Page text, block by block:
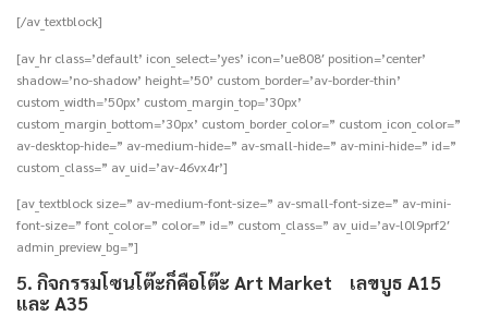
[/av_textblock]
[av_hr class=’default’ icon_select=’yes’ icon=’ue808′ position=’center’
shadow=’no-shadow’ height=’50’ custom_border=’av-border-thin’
custom_width=’50px’ custom_margin_top=’30px’
custom_margin_bottom=’30px’ custom_border_color=” custom_icon_color=”
av-desktop-hide=” av-medium-hide=” av-small-hide=” av-mini-hide=” id=”
custom_class=” av_uid=’av-46vx4r’]
[av_textblock size=” av-medium-font-size=” av-small-font-size=” av-mini-
font-size=” font_color=” color=” id=” custom_class=” av_uid=’av-l0l9prf2′
admin_preview_bg=”]
5. กิจกรรมโซนโต๊ะก็คือโต๊ะ Art Market เลขบูธ A15
และ A35